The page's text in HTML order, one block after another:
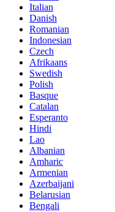
Italian
Danish
Romanian
Indonesian
Czech
Afrikaans
Swedish
Polish
Basque
Catalan
Esperanto
Hindi
Lao
Albanian
Amharic
Armenian
Azerbaijani
Belarusian
Bengali